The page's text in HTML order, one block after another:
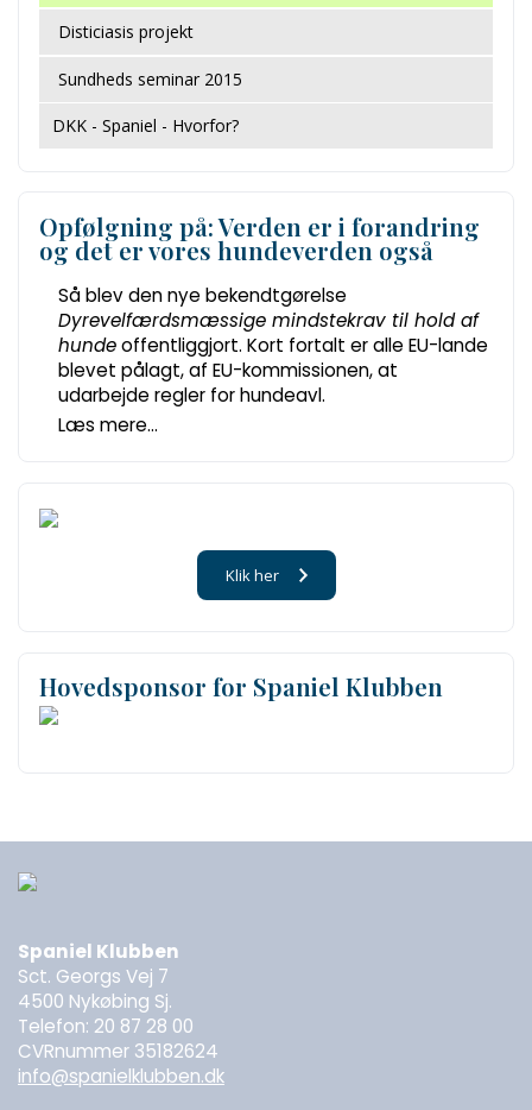
Disticiasis projekt
Sundheds seminar 2015
DKK - Spaniel - Hvorfor?
Opfølgning på: Verden er i forandring
og det er vores hundeverden også
Så blev den nye bekendtgørelse
Dyrevelfærdsmæssige mindstekrav til hold af
hundeoffentliggjort. Kort fortalt er alle EU-lande
blevet pålagt, af EU-kommissionen, at
udarbejde regler for hundeavl.
Læs mere...
Klik her
Hovedsponsor for Spaniel Klubben
Spaniel Klubben
Sct. Georgs Vej 7
4500 Nykøbing Sj.
Telefon: 20 87 28 00
CVRnummer 35182624
info@spanielklubben.dk